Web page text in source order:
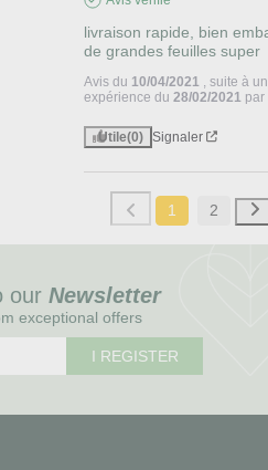
livraison rapide, bien
de grandes feuilles super
Avis du 10/04/2021
, suite à
expérience du28/02/2021 par
Utile(0) Signaler
1 2
our Newsletter
exceptional offers
I REGISTER